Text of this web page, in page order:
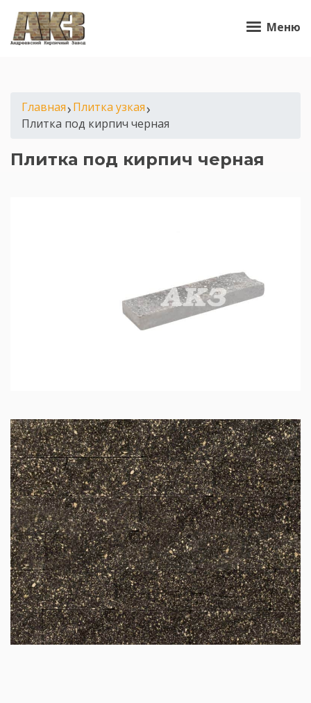
Меню
Главная›Плитка узкая›
Плитка под кирпич черная
Плитка под кирпич черная